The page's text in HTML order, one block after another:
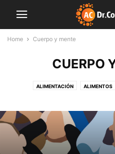
Home Cuerpo y mente
CUERPO
ALIMENTACIÓN ALIMENTOS
FARMACIA FINDE LIGHT
INSTITUCIONES LIBRO
NOTAS DE INTERÉS NUTRICIÓN
PREVENCIÓN PRODUCCIÓN